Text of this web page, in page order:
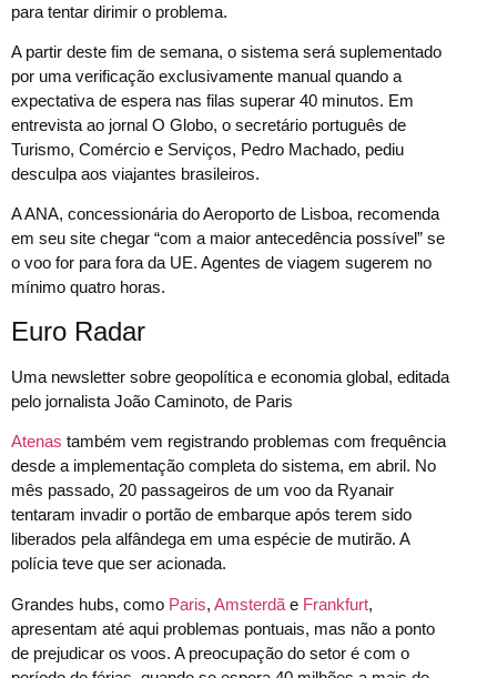
para tentar dirimir o problema.
A partir deste fim de semana, o sistema será suplementado
por uma verificação exclusivamente manual quando a
expectativa de espera nas filas superar 40 minutos. Em
entrevista ao jornal O Globo, o secretário português de
Turismo, Comércio e Serviços, Pedro Machado, pediu
desculpa aos viajantes brasileiros.
A ANA, concessionária do Aeroporto de Lisboa, recomenda
em seu site chegar “com a maior antecedência possível” se
o voo for para fora da UE. Agentes de viagem sugerem no
mínimo quatro horas.
Euro Radar
Uma newsletter sobre geopolítica e economia global, editada
pelo jornalista João Caminoto, de Paris
Atenas também vem registrando problemas com frequência
desde a implementação completa do sistema, em abril. No
mês passado, 20 passageiros de um voo da Ryanair
tentaram invadir o portão de embarque após terem sido
liberados pela alfândega em uma espécie de mutirão. A
polícia teve que ser acionada.
Grandes hubs, como Paris, Amsterdã e Frankfurt,
apresentam até aqui problemas pontuais, mas não a ponto
de prejudicar os voos. A preocupação do setor é com o